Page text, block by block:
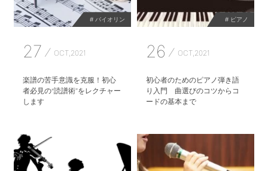
# バイオリン
27 OCT,2021
楽譜の苦手意識を克服！初心
者必見の“読譜術”をレクチャー
します
# ピアノ
26 OCT,2021
初心者のためのピアノ弾き語
り入門 曲選びのコツからコ
ードの基本まで